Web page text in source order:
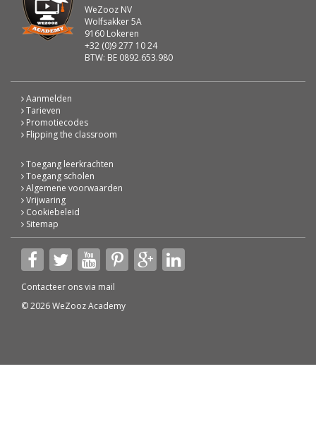
WeZooz NV
Wolfsakker 5A
9160 Lokeren
+32 (0)9 277 10 24
BTW: BE 0892.653.980
Aanmelden
Tarieven
Promotiecodes
Flipping the classroom
Toegang leerkrachten
Toegang scholen
Algemene voorwaarden
Vrijwaring
Cookiebeleid
Sitemap
Contacteer ons via mail
© 2026 WeZooz Academy